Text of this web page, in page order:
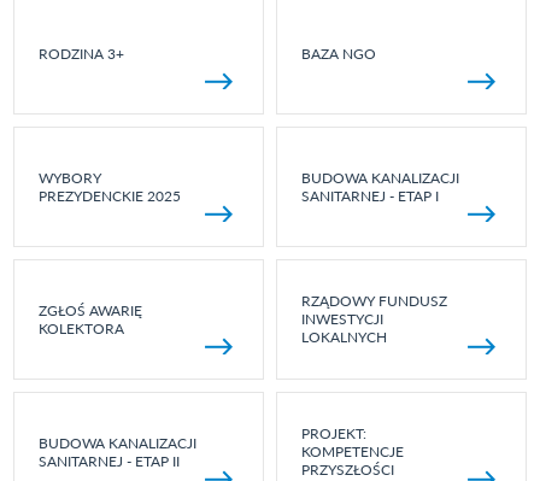
RODZINA 3+ BAZA NGO
WYBORY
PREZYDENCKIE 2025
BUDOWA KANALIZACJI
SANITARNEJ - ETAP I
ZGŁOŚ AWARIĘ
KOLEKTORA
RZĄDOWY FUNDUSZ
INWESTYCJI
LOKALNYCH
BUDOWA KANALIZACJI
SANITARNEJ - ETAP II
PROJEKT:
KOMPETENCJE
PRZYSZŁOŚCI